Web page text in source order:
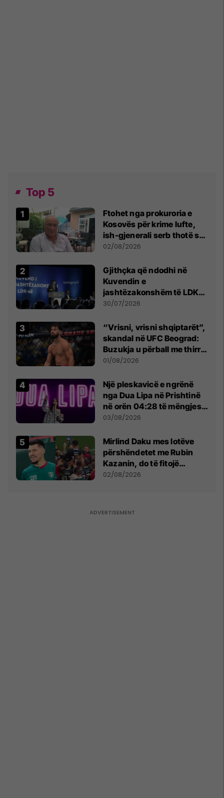
Top 5
Ftohet nga prokuroria e
Kosovës për krime lufte,
ish-gjenerali serb thotë se
dikush e tradhtoi në
02/08/2026
Gjithçka që ndodhi në
Kuvendin e
jashtëzakonshëm të LDK-
së
30/07/2026
“Vrisni, vrisni shqiptarët”,
skandal në UFC Beograd:
Buzukja u përball me thirrje
anti-shqiptare nga
01/08/2026
Një pleskavicë e ngrënë
nga Dua Lipa në Prishtinë
në orën 04:28 të mëngjesit
- dhe bota digjitale serbe
03/08/2026
Mirlind Daku mes lotëve
përshëndetet me Rubin
Kazanin, do të fitojë
miliona te Spartak Moska
02/08/2026